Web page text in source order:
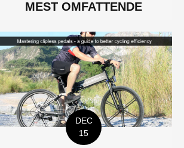
MEST OMFATTENDE
DEC
15